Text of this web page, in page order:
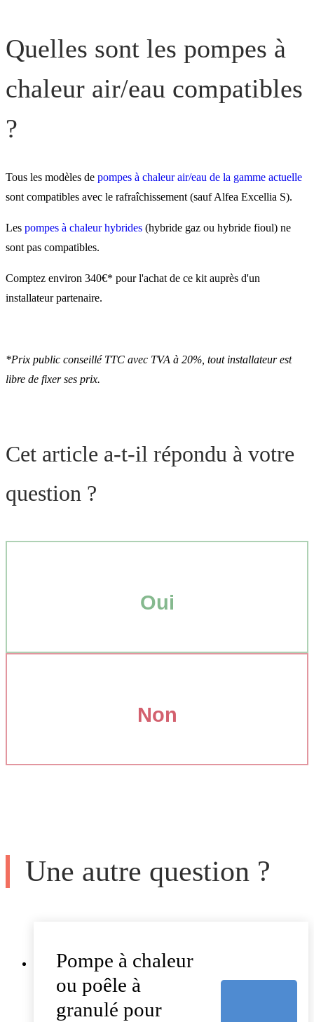
Quelles sont les pompes à
chaleur air/eau compatibles
?
Tous les modèles de pompes à chaleur air/eau de la gamme actuelle
sont compatibles avec le rafraîchissement (sauf Alfea Excellia S).
Les pompes à chaleur hybrides (hybride gaz ou hybride fioul) ne
sont pas compatibles.
Comptez environ 340€* pour l'achat de ce kit auprès d'un
installateur partenaire.
*Prix public conseillé TTC avec TVA à 20%, tout installateur est
libre de fixer ses prix.
Cet article a-t-il répondu à votre
question ?
Oui
Non
Une autre question ?
Pompe à chaleur
ou poêle à
granulé pour